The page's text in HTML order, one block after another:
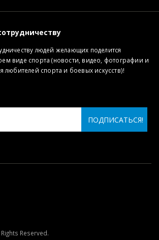
людей желающих поделится
виде спорта (новости, видео, фотографии и
любителей спорта и боевых искусств)!
Reserved.